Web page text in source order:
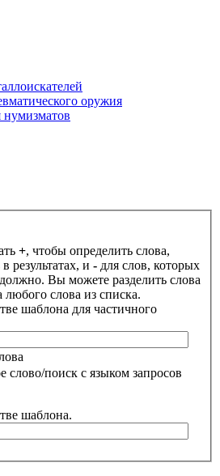
+, чтобы определить слова,
результатах, и - для слов, которых
Вы можете разделить слова
любого слова из списка.
шаблона для частичного
слово/поиск с языком запросов
шаблона.